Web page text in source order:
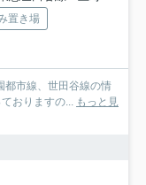
置き場
都市線、世田谷線の情
おりますの... もっと見